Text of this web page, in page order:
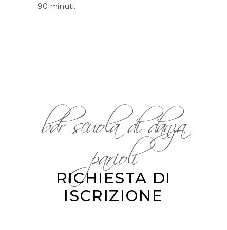
90 minuti.
bdr scuola di danza
parioli
RICHIESTA DI
ISCRIZIONE